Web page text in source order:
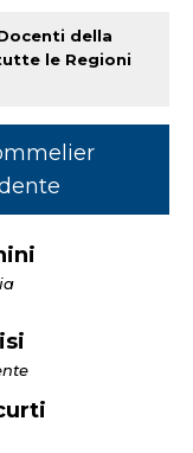
della
le Regioni